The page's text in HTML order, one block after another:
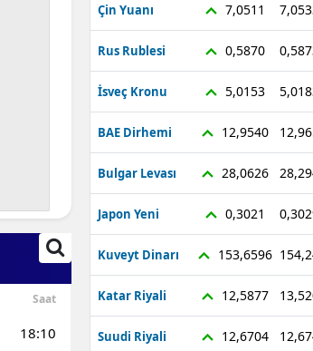
Saat
18:10
Çin Yuanı 7,0511
Rus Rublesi 0,5870
İsveç Kronu 5,0153
BAE Dirhemi 12,9540
Bulgar Levası 28,0626
Japon Yeni 0,3021
Kuveyt Dinarı 153,6596
Katar Riyali 12,5877
Suudi Riyali 12,6704